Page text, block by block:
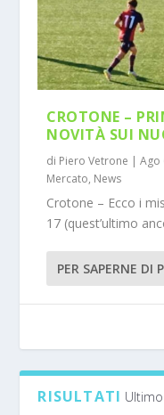
CROTONE –
NOVITÀ SUI
di Piero Vetrone |Ago
Mercato, News
Crotone – Ecco i
17 (quest’ultimo
PER SAPERNE DI
RISULTATI Ultimo